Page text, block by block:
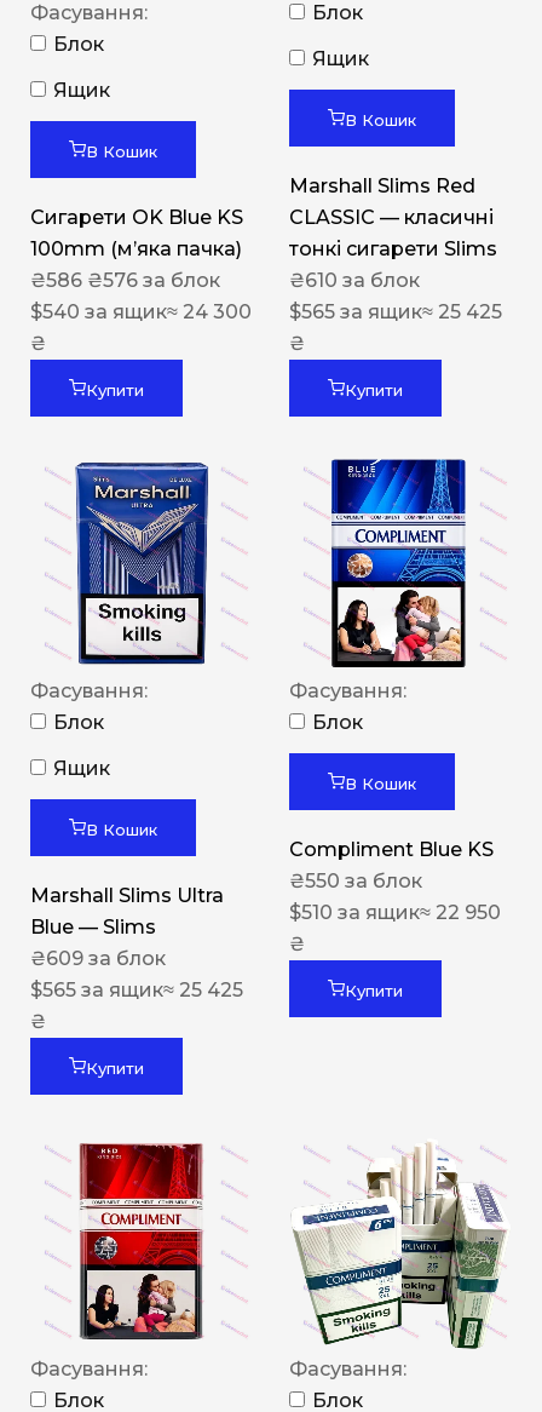
Фасування:
Блок
Ящик
В Кошик
Сигарети OK Blue KS
100mm (м’яка пачка)
₴586 ₴576 за блок
$540 за ящик≈ 24 300
₴
Купити
Блок
Ящик
В Кошик
Marshall Slims Red
CLASSIC — класичні
тонкі сигарети Slims
₴610 за блок
$565 за ящик≈ 25 425
₴
Купити
Фасування:
Блок
Ящик
В Кошик
Marshall Slims Ultra
Blue — Slims
₴609 за блок
$565 за ящик≈ 25 425
₴
Купити
Фасування:
Блок
В Кошик
Compliment Blue KS
₴550 за блок
$510 за ящик≈ 22 950
₴
Купити
Фасування:
Блок
Фасування:
Блок